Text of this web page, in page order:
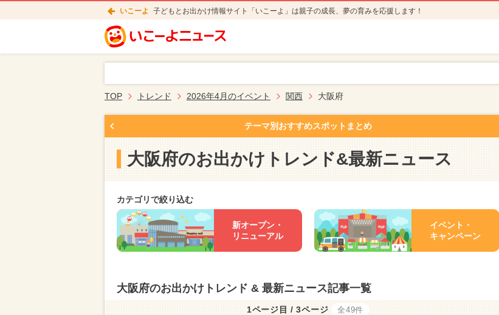
いこーよ 子どもとお出かけ情報サイト「いこーよ」は親子の成長、夢の育みを応援します！
TOP トレンド 2026年4月のイベント 関西 大阪府
テーマ別おすすめスポットまとめ
大阪府のお出かけトレンド&最新ニュース
カテゴリで絞り込む
新オープン・
リニューアル
イベント・
キャンペーン
大阪府のお出かけトレンド & 最新ニュース記事一覧
1ページ目 / 3ページ 全49件